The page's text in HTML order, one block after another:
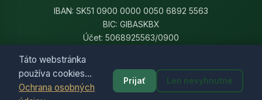
Táto webstránka
používa cookies...
Ochrana osobných
Prijať Len nevyhnutné
IBAN: SK51 0900 0000 0050 6892 5563
BIC: GIBASKBX
Účet: 5068925563/0900